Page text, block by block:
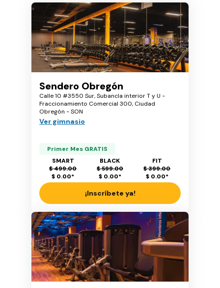
Sendero Obregón
Calle 10 #3550 Sur, Subancla interior T y U -
Fraccionamiento Comercial 300, Ciudad
Obregón - SON
Ver gimnasio
Primer Mes GRATIS
SMART
$ 499.00
$ 0.00*
BLACK
$ 599.00
$ 0.00*
FIT
$ 399.00
$ 0.00*
¡Inscríbete ya!